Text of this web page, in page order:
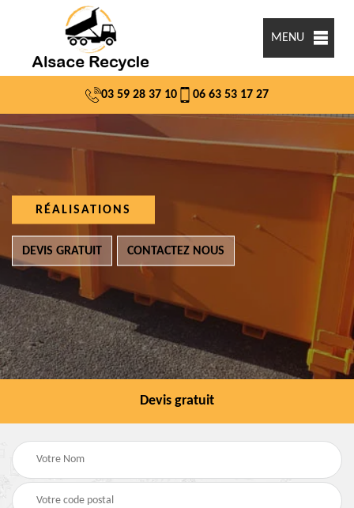
MENU
03 59 28 37 10 06 63 53 17 27
RÉALISATIONS
DEVIS GRATUIT CONTACTEZ NOUS
Devis gratuit